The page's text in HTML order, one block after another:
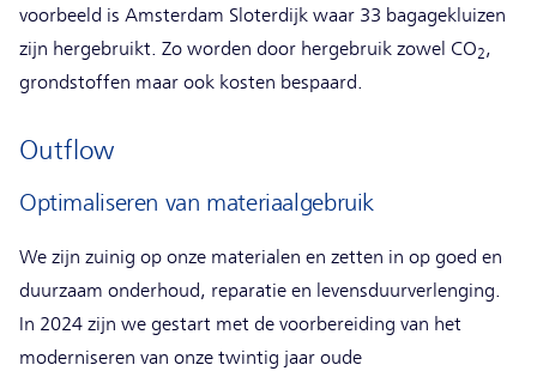
voorbeeld is Amsterdam Sloterdijk waar 33 bagagekluizen
zijn hergebruikt. Zo worden door hergebruik zowel CO2,
grondstoffen maar ook kosten bespaard.
Outflow
Optimaliseren van materiaalgebruik
We zijn zuinig op onze materialen en zetten in op goed en
duurzaam onderhoud, reparatie en levensduurverlenging.
In 2024 zijn we gestart met de voorbereiding van het
moderniseren van onze twintig jaar oude